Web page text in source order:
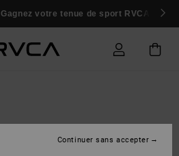
Gagnez votre tenue de sport RVCA
Continuer sans accepter